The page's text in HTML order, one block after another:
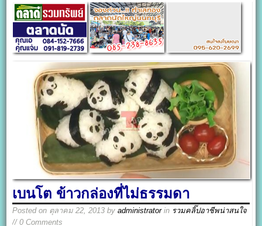
เบนโต ข้าวกล่องที่ไม่ธรรมดา
Posted on ตุลาคม 22, 2013 byadministratorin รวมคลิ๊ปอาชีพน่าสนใจ
// 0 Comments